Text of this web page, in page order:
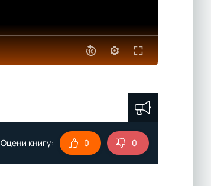
Оцени книгу: 0 0